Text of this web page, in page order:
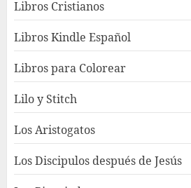
Libros Cristianos
Libros Kindle Español
Libros para Colorear
Lilo y Stitch
Los Aristogatos
Los Discipulos después de Jesús